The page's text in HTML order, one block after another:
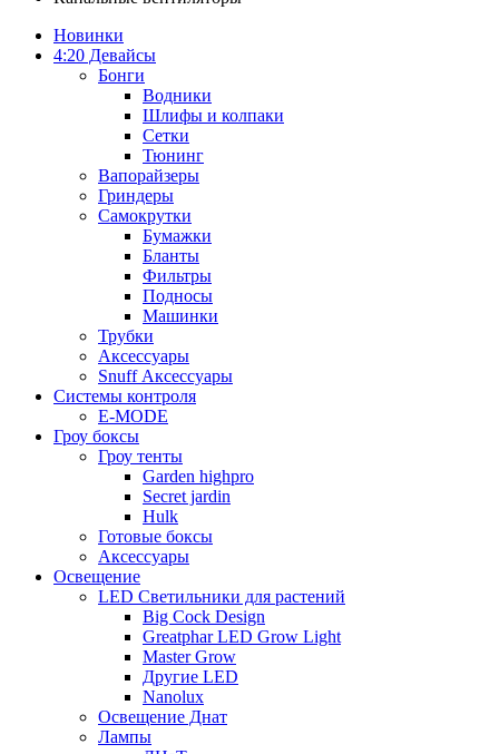
Новинки
4:20 Девайсы
Бонги
Водники
Шлифы и колпаки
Сетки
Тюнинг
Вапорайзеры
Гриндеры
Самокрутки
Бумажки
Бланты
Фильтры
Подносы
Машинки
Трубки
Аксессуары
Snuff Аксессуары
Системы контроля
E-MODE
Гроу боксы
Гроу тенты
Garden highpro
Secret jardin
Hulk
Готовые боксы
Аксессуары
Освещение
LED Светильники для растений
Big Cock Design
Greatphar LED Grow Light
Master Grow
Другие LED
Nanolux
Освещение Днат
Лампы